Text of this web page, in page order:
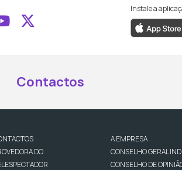
ao Facebook da RTP
ao Instagram da RTP
Aceder ao YouTube da
Aceder ao X da RTP
Instale a
Contactos
DO
A EMPRESA
CONSELHO GERAL
CONSELHO DE